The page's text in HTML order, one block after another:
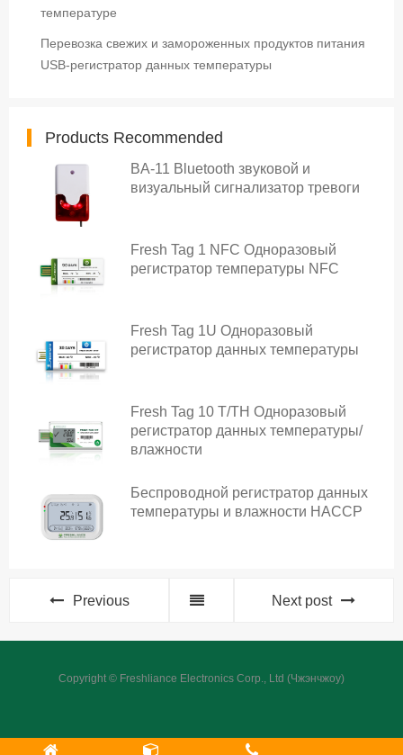
температуре
Перевозка свежих и замороженных продуктов питания
USB-регистратор данных температуры
Products Recommended
BA-11 Bluetooth звуковой и
визуальный сигнализатор тревоги
Fresh Tag 1 NFC Одноразовый
регистратор температуры NFC
Fresh Tag 1U Одноразовый
регистратор данных температуры
Fresh Tag 10 T/TH Одноразовый
регистратор данных температуры/
влажности
Беспроводной регистратор данных
температуры и влажности HACCP
Previous Next post
Copyright © Freshliance Electronics Corp., Ltd (Чжэнчжоу)